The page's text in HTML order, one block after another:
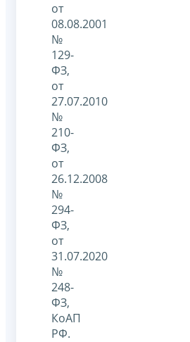
от
08.08.2001
№
129-
ФЗ,
от
27.07.2010
№
210-
ФЗ,
от
26.12.2008
№
294-
ФЗ,
от
31.07.2020
№
248-
ФЗ,
КоАП
РФ.